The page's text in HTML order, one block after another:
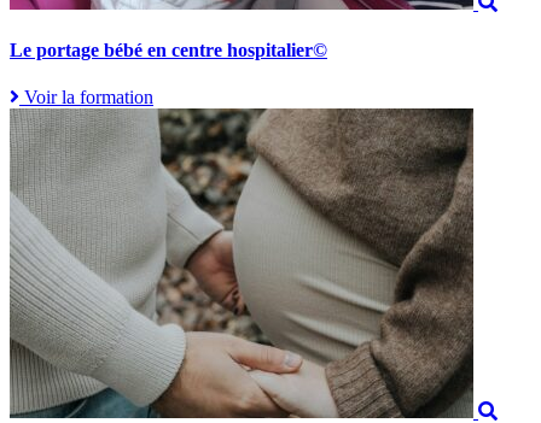
Le portage bébé en centre hospitalier©
Voir la formation